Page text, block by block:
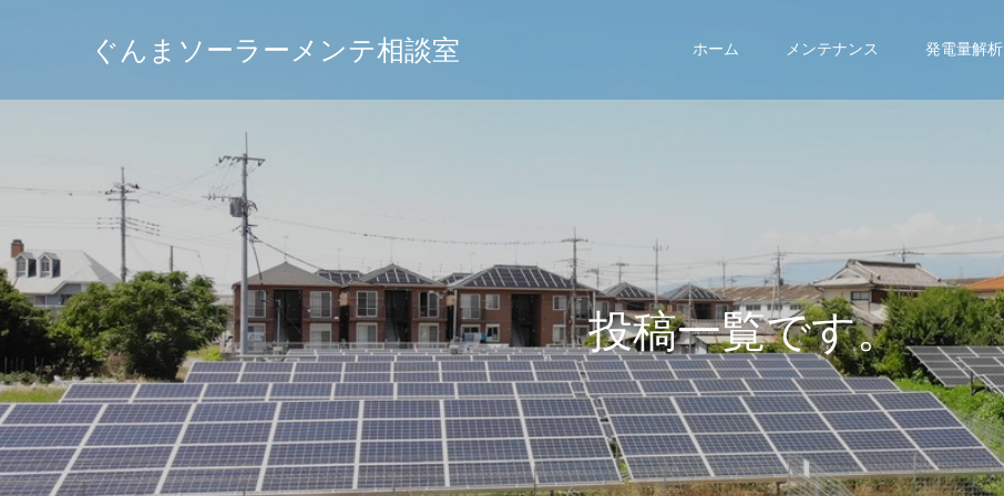
ぐんまソーラーメンテ相談室 ホーム メンテナンス 発電量解析
投稿一覧です。